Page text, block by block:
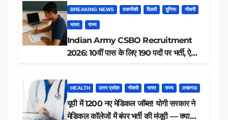
BREAKING NEWS तकनीकी दिल्ली दुनिया नौकरी
भारत राज्य
Indian Army CSBO Recruitment
2026: 10वीं पास के लिए 190 पदों पर भर्ती, ऐसे
HEALTH उत्तर प्रदेश नौकरी भारत राज्य लखनऊ
यूपी में 1200 नए मेडिकल जॉब्स! योगी सरकार ने
मेडिकल कॉलेजों में बंपर भर्ती की मंजूरी — क्या